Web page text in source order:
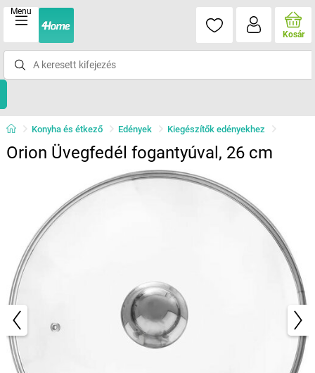
Menu
Kosár
Konyha és étkező Edények Kiegészítők edényekhez
Orion Üvegfedél fogantyúval, 26 cm